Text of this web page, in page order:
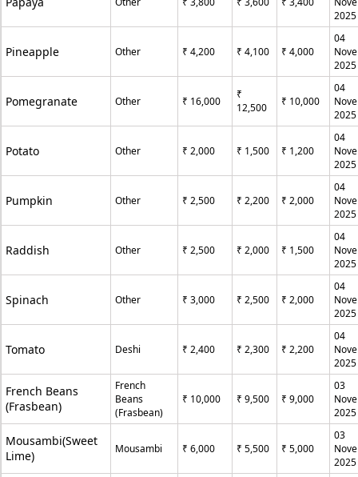
2025
Pineapple Other ₹ 4,200 ₹ 4,100 ₹ 4,000
04
2025
Pomegranate Other ₹ 16,000
₹
12,500
₹ 10,000
04
2025
Potato Other ₹ 2,000 ₹ 1,500 ₹ 1,200
04
2025
Pumpkin Other ₹ 2,500 ₹ 2,200 ₹ 2,000
04
2025
Raddish Other ₹ 2,500 ₹ 2,000 ₹ 1,500
04
2025
Spinach Other ₹ 3,000 ₹ 2,500 ₹ 2,000
04
2025
Tomato Deshi ₹ 2,400 ₹ 2,300 ₹ 2,200
04
2025
French Beans
(Frasbean)
French
Beans
(Frasbean)
₹ 10,000 ₹ 9,500 ₹ 9,000
03
2025
Mousambi(Sweet
Lime)
Mousambi ₹ 6,000 ₹ 5,500 ₹ 5,000
03
2025